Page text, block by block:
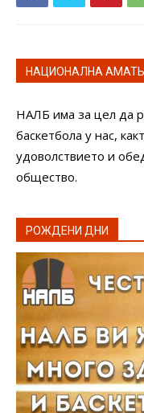
НАЦИОНАЛНА
НАЛБ има за цел да
баскетбола у нас,
удоволствието и
общество.
РОЖДЕНИ ДНИ